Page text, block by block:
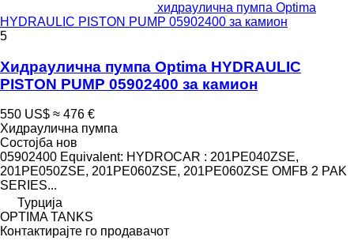
хидраулична пумпа Optima
HYDRAULIC PISTON PUMP 05902400 за камион
5
Хидраулична пумпа Optima HYDRAULIC
PISTON PUMP 05902400 за камион
550 US$ ≈ 476 €
Хидраулична пумпа
Состојба нов
05902400 Equivalent: HYDROCAR : 201PE040ZSE,
201PE050ZSE, 201PE060ZSE, 201PE060ZSE OMFB 2 PAK
SERIES...
Турција
OPTIMA TANKS
Контактирајте го продавачот